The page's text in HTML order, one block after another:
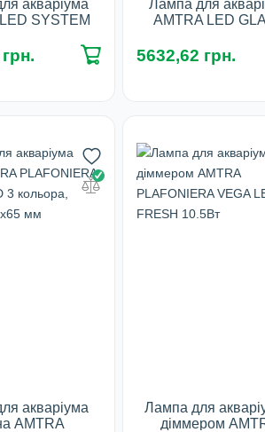
акваріума
SYSTEM
Лампа для
AMTRA LED
28Вт
5632,62 грн.
акваріума
AMTRA
Лампа для
діммером